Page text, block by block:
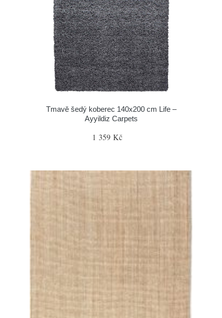
Tmavě šedý koberec 140x200 cm Life –
Ayyildiz Carpets
1 359 Kč